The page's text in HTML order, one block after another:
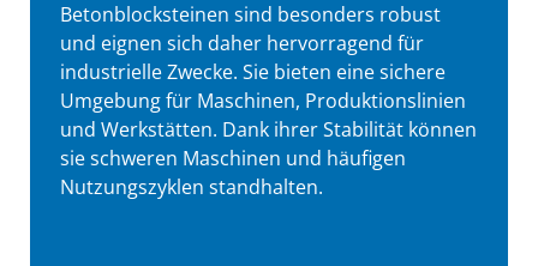
Betonblocksteinen sind besonders robust
und eignen sich daher hervorragend für
industrielle Zwecke. Sie bieten eine sichere
Umgebung für Maschinen, Produktionslinien
und Werkstätten. Dank ihrer Stabilität können
sie schweren Maschinen und häufigen
Nutzungszyklen standhalten.